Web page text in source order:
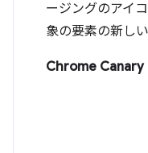
ージングのアイ
象の要素の新し
Chrome Canary